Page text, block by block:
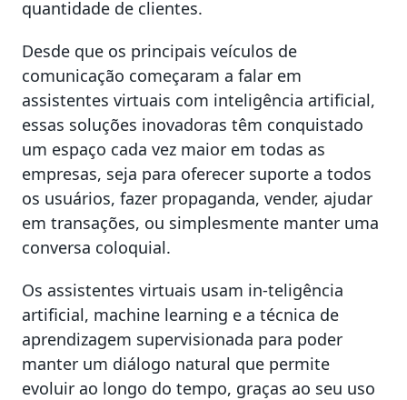
quantidade de clientes.
Desde que os principais veículos de
comunicação começaram a falar em
assistentes virtuais com inteligência artificial,
essas soluções inovadoras têm conquistado
um espaço cada vez maior em todas as
empresas, seja para oferecer suporte a todos
os usuários, fazer propaganda, vender, ajudar
em transações, ou simplesmente manter uma
conversa coloquial.
Os assistentes virtuais usam in-teligência
artificial, machine learning e a técnica de
aprendizagem supervisionada para poder
manter um diálogo natural que permite
evoluir ao longo do tempo, graças ao seu uso